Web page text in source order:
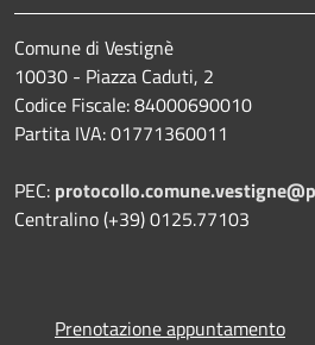
Comune di Vestignè
10030 - Piazza Caduti, 2
Codice Fiscale: 84000690010
Partita IVA: 01771360011
PEC:
Centralino (+39) 0125.77103
Prenotazione appuntamento